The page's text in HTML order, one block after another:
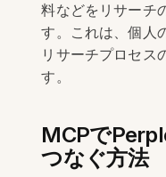
料などをリサーチ
す。これは、個人
リサーチプロセス
す。
MCPで
つなぐ方法